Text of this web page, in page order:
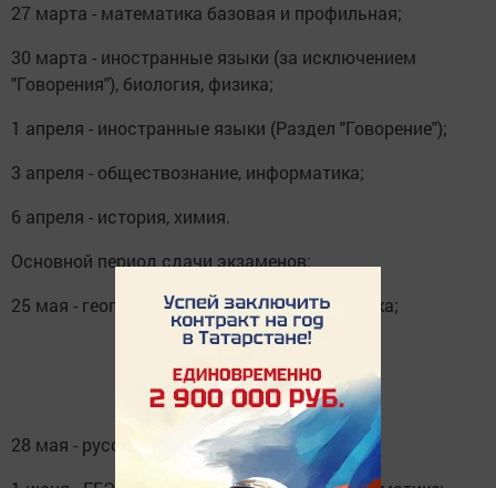
27 марта - математика базовая и профильная;
30 марта - иностранные языки (за исключением
"Говорения"), биология, физика;
1 апреля - иностранные языки (Раздел "Говорение");
3 апреля - обществознание, информатика;
6 апреля - история, химия.
Основной период сдачи экзаменов:
25 мая - география, литература, информатика;
28 мая - русский язык;